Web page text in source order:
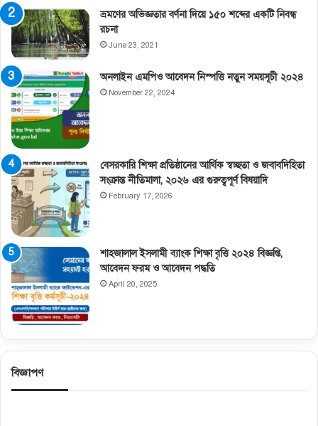
ভ্রমণের অভিজ্ঞতার বর্ণনা দিয়ে ১৫০ শব্দের একটি নিবন্ধ
রচনা
June 23, 2021
অনলাইন এমপিও আবেদন নিস্পত্তি নতুন সময়সূচী ২০২৪
November 22, 2024
বেসরকারি শিক্ষা প্রতিষ্ঠানের আর্থিক স্বচ্ছতা ও জবাবদিহিতা
সংক্রান্ত নীতিমালা, ২০২৬ এর গুরুত্বপূর্ণ বিষয়াদি
February 17, 2026
শাহজালাল ইসলামী ব্যাংক শিক্ষা বৃত্তি ২০২৪ বিজ্ঞপ্তি,
আবেদন ফরম ও আবেদন পদ্ধতি
April 20, 2025
বিজ্ঞাপণ